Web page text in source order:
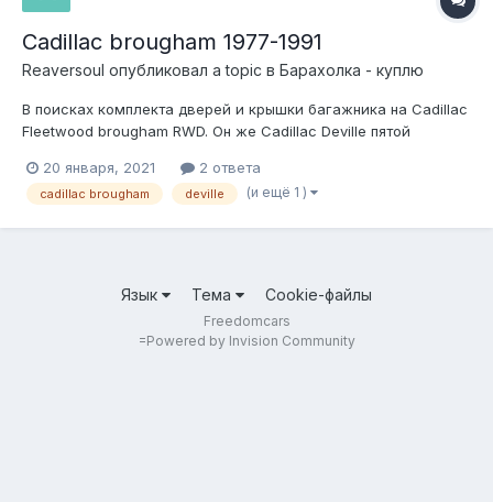
Cadillac brougham 1977-1991
Reaversoul опубликовал a topic в Барахолка - куплю
В поисках комплекта дверей и крышки багажника на Cadillac
Fleetwood brougham RWD. Он же Cadillac Deville пятой
шпакли.
20 января, 2021 2 ответа
cadillac brougham deville (и ещё 1 )
Язык Тема Cookie-файлы
Freedomcars
=Powered by Invision Community